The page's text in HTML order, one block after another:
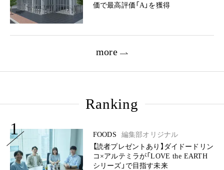
価で最高評価「A」を獲得
more
Ranking
1 FOODS
編集部オリジナル
【読者プレゼントあり】ダイドードリン
コ×アルテミラが「LOVE the EARTH
シリーズ」で目指す未来